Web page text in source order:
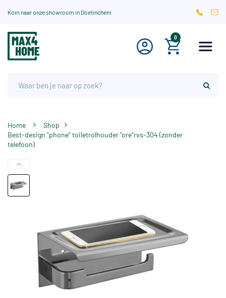
Kom naar onze showroom in Doetinchem
0
Home
Shop
Best-design "phone" toiletrolhouder "ore"rvs-304 (zonder
telefoon)